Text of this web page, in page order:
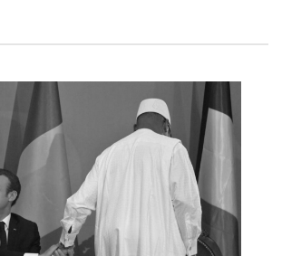
أو أدنى لكي تصبح دولة نووية، لا
سياسة العقوبات الأميركية فشلها في
تحت السيطرة. هذا ما يناقشه
السابق ماركو كارنيلوس في "ميدل
هذا التقرير.